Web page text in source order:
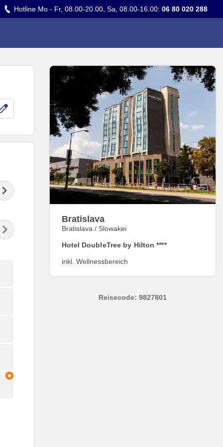
Hotline Mo - Fr, 08.00-20.00, Sa, 08.00-16.00: 06 80 020 288
Bratislava
Bratislava / Slowakei
Hotel DoubleTree by Hilton ****
inkl. Wellnessbereich
Reisecode: 9827801